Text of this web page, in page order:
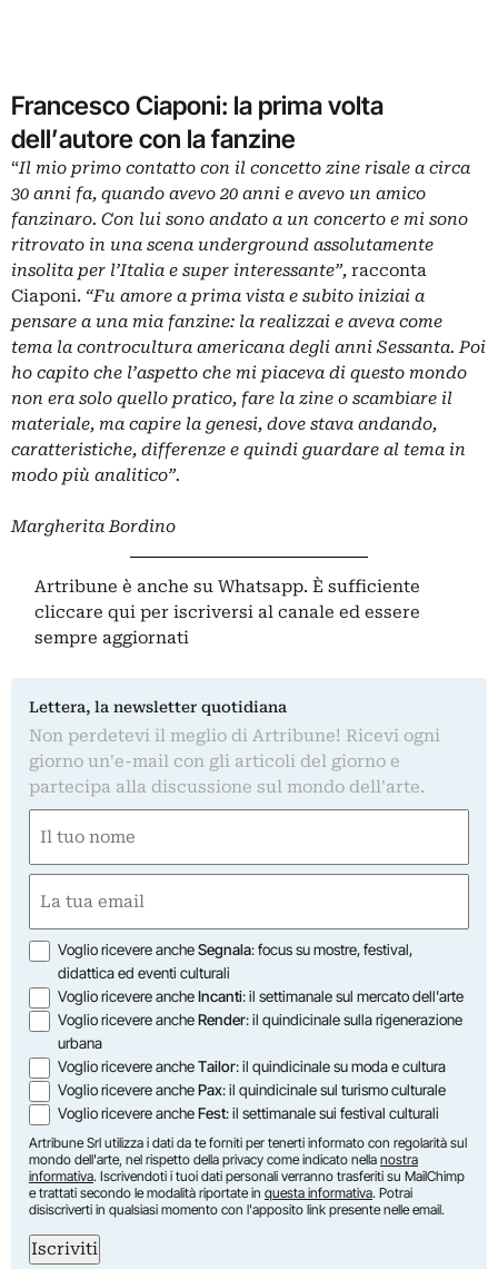
Francesco Ciaponi: la prima volta
dell’autore con la fanzine
“Il mio primo contatto con il concetto zine risale a circa
30 anni fa, quando avevo 20 anni e avevo un amico
fanzinaro. Con lui sono andato a un concerto e mi sono
ritrovato in una scena underground assolutamente
insolita per l’Italia e super interessante”, racconta
Ciaponi. “Fu amore a prima vista e subito iniziai a
pensare a una mia fanzine: la realizzai e aveva come
tema la controcultura americana degli anni Sessanta. Poi
ho capito che l’aspetto che mi piaceva di questo mondo
non era solo quello pratico, fare la zine o scambiare il
materiale, ma capire la genesi, dove stava andando,
caratteristiche, differenze e quindi guardare al tema in
modo più analitico”.
Margherita Bordino
Artribune è anche su Whatsapp. È sufficiente
cliccare qui per iscriversi al canale ed essere
sempre aggiornati
Lettera, la newsletter quotidiana
Non perdetevi il meglio di Artribune! Ricevi ogni
giorno un'e-mail con gli articoli del giorno e
partecipa alla discussione sul mondo dell'arte.
(Obbligatorio)
Nome
(Obbligatorio)
Opzioni
Voglio ricevere ancheSegnala: focus su mostre, festival,
didattica ed eventi culturali
Voglio ricevere ancheIncanti: il settimanale sul mercato dell'arte
Voglio ricevere ancheRender: il quindicinale sulla rigenerazione
urbana
Voglio ricevere ancheTailor: il quindicinale su moda e cultura
Voglio ricevere anchePax: il quindicinale sul turismo culturale
Voglio ricevere ancheFest: il settimanale sui festival culturali
Artribune Srl utilizza i dati da te forniti per tenerti informato con regolarità sul
mondo dell'arte, nel rispetto della privacy come indicato nella nostra
informativa. Iscrivendoti i tuoi dati personali verranno trasferiti su MailChimp
e trattati secondo le modalità riportate in questa informativa. Potrai
disiscriverti in qualsiasi momento con l'apposito link presente nelle email.
Iscriviti